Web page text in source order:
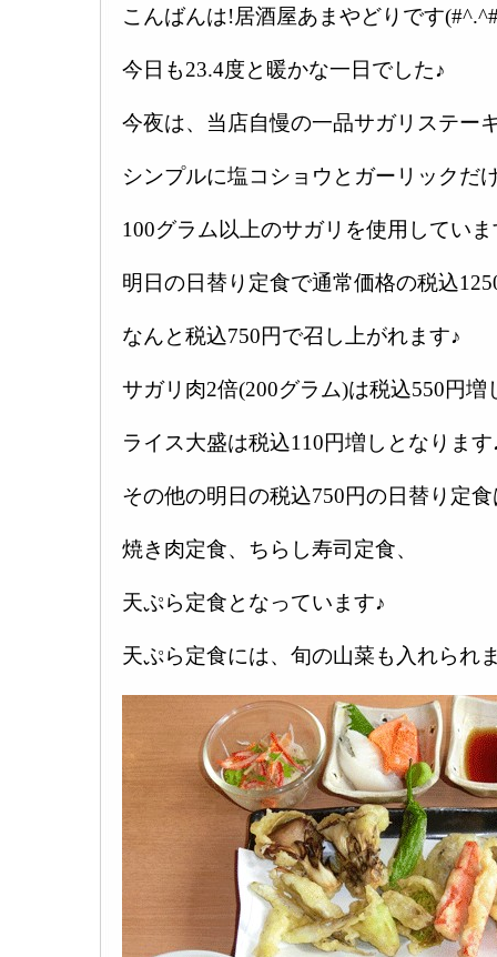
こんばんは!居酒屋あまやどりです
今日も23.4度と暖かな一日でした♪
今夜は、当店自慢の一品サガリステー
シンプルに塩コショウとガーリックだ
100グラム以上のサガリを使用していま
明日の日替り定食で通常価格の税込
なんと税込750円で召し上がれます♪
サガリ肉2倍(200グラム)は税込550円増
ライス大盛は税込110円増しとなります
その他の明日の税込750円の日替り定
焼き肉定食、ちらし寿司定食、
天ぷら定食となっています♪
天ぷら定食には、旬の山菜も入れられ